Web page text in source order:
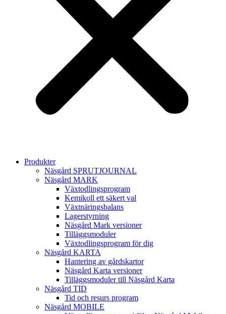
Produkter
Näsgård SPRUTJOURNAL
Näsgård MARK
Växtodlingsprogram
Kemikoll ett säkert val
Växtnäringsbalans
Lagerstyrning
Näsgård Mark versioner
Tilläggsmoduler
Växtodlingsprogram för dig
Näsgård KARTA
Hantering av gårdskartor
Näsgård Karta versioner
Tilläggsmoduler till Näsgård Karta
Näsgård TID
Tid och resurs program
Näsgård MOBILE